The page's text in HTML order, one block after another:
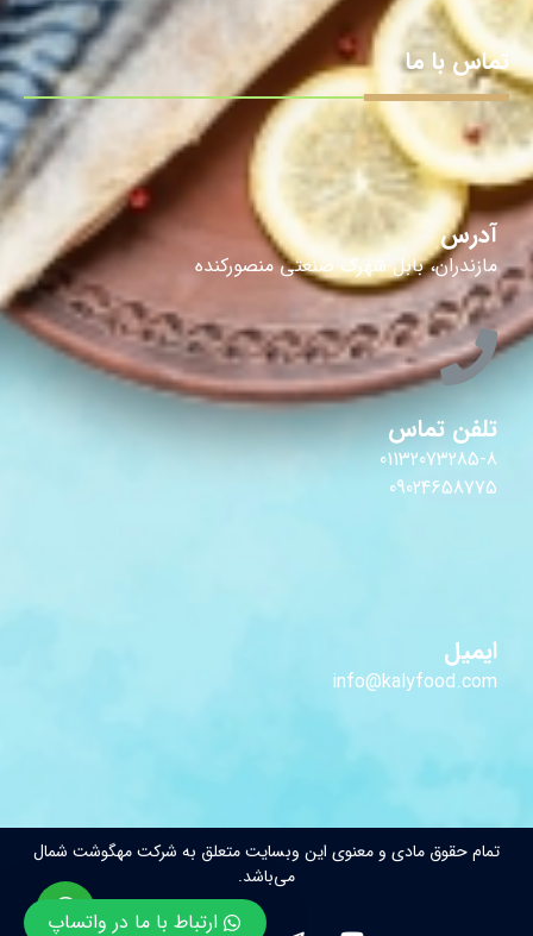
تماس با ما
آدرس
مازندران، بابل شهرک صنعتی منصورکنده
تلفن تماس
01132073285-8
09024658775
ایمیل
info@kalyfood.com
تمام حقوق مادی و معنوی این وبسایت متعلق به شرکت مهگوشت شمال
می‌باشد.
ارتباط با ما در واتساپ